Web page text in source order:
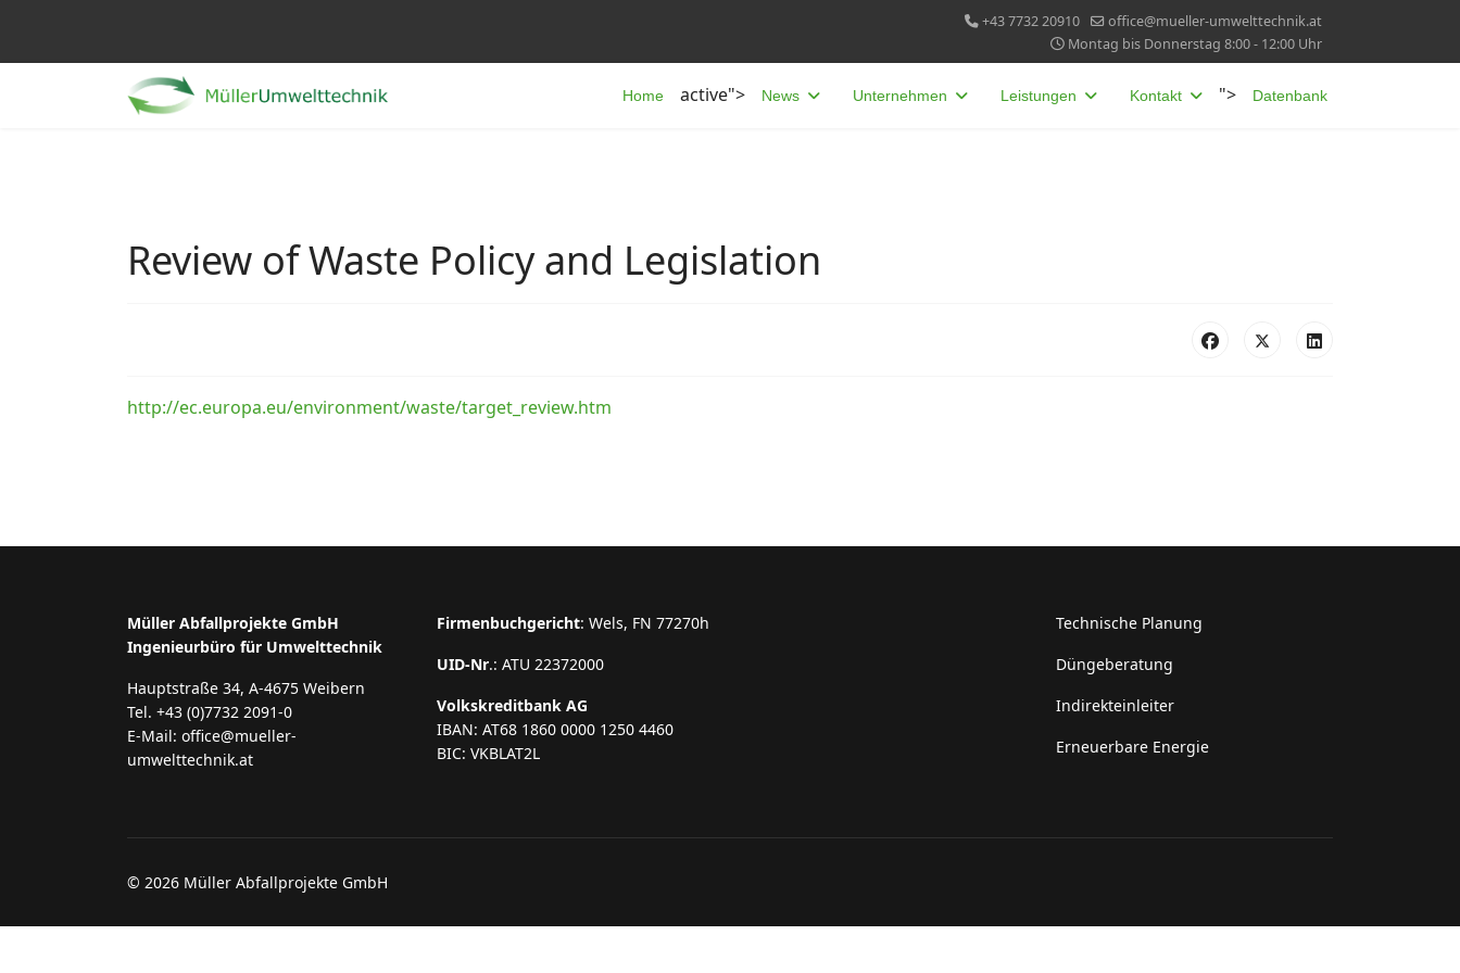
+43 7732 20910
office@mueller-umwelttechnik.at
Montag bis Donnerstag 8:00 - 12:00 Uhr
Home active"> News Unternehmen Leistungen Kontakt "> Datenbank
Review of Waste Policy and Legislation
http://ec.europa.eu/environment/waste/target_review.htm
Müller Abfallprojekte GmbH
Ingenieurbüro für Umwelttechnik
Hauptstraße 34, A-4675 Weibern
Tel. +43 (0)7732 2091-0
E-Mail: office@mueller-
umwelttechnik.at
Firmenbuchgericht: Wels, FN 77270h
UID-Nr.: ATU 22372000
Volkskreditbank AG
IBAN: AT68 1860 0000 1250 4460
BIC: VKBLAT2L
Technische Planung
Düngeberatung
Indirekteinleiter
Erneuerbare Energie
© 2026 Müller Abfallprojekte GmbH